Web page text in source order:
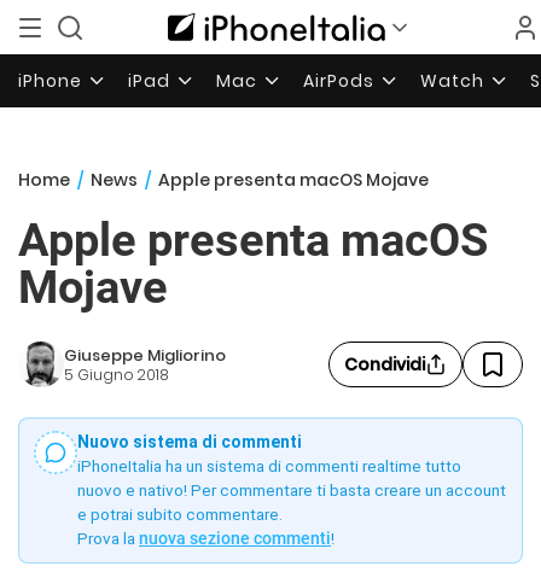
iPhone iPad Mac AirPods Watch
Home / News / Apple presenta macOS Mojave
Apple presenta macOS
Mojave
Giuseppe Migliorino
5 Giugno 2018 Condividi
Nuovo sistema di commenti
iPhoneItalia ha un sistema di commenti realtime tutto
nuovo e nativo! Per commentare ti basta creare un account
e potrai subito commentare.
Prova la nuova sezione commenti!